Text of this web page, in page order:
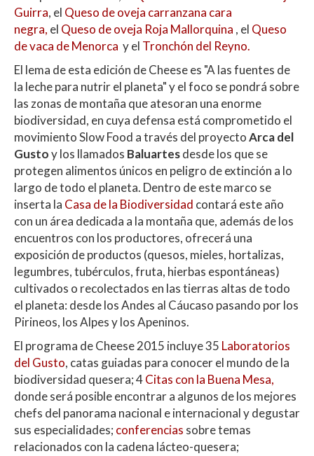
Guirra, el Queso de oveja carranzana cara
negra, el Queso de oveja Roja Mallorquina , el Queso
de vaca de Menorca y el Tronchón del Reyno.
El lema de esta edición de Cheese es "A las fuentes de
la leche para nutrir el planeta" y el foco se pondrá sobre
las zonas de montaña que atesoran una enorme
biodiversidad, en cuya defensa está comprometido el
movimiento Slow Food a través del proyectoArca del
Gustoy los llamados Baluartesdesde los que se
protegen alimentos únicos en peligro de extinción a lo
largo de todo el planeta. Dentro de este marco se
inserta la Casa de la Biodiversidad contará este año
con un área dedicada a la montaña que, además de los
encuentros con los productores, ofrecerá una
exposición de productos (quesos, mieles, hortalizas,
legumbres, tubérculos, fruta, hierbas espontáneas)
cultivados o recolectados en las tierras altas de todo
el planeta: desde los Andes al Cáucaso pasando por los
Pirineos, los Alpes y los Apeninos.
El programa de Cheese 2015 incluye 35 Laboratorios
del Gusto, catas guiadas para conocer el mundo de la
biodiversidad quesera; 4Citas con la Buena Mesa,
donde será posible encontrar a algunos de los mejores
chefs del panorama nacional e internacional y degustar
sus especialidades; conferencias sobre temas
relacionados con la cadena lácteo-quesera;